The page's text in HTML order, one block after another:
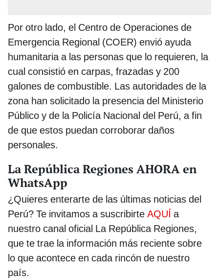
Por otro lado, el Centro de Operaciones de
Emergencia Regional (COER) envió ayuda
humanitaria a las personas que lo requieren, la
cual consistió en carpas, frazadas y 200
galones de combustible. Las autoridades de la
zona han solicitado la presencia del Ministerio
Público y de la Policía Nacional del Perú, a fin
de que estos puedan corroborar daños
personales.
La República Regiones AHORA en
WhatsApp
¿Quieres enterarte de las últimas noticias del
Perú? Te invitamos a suscribirte AQUÍ a
nuestro canal oficial La República Regiones,
que te trae la información más reciente sobre
lo que acontece en cada rincón de nuestro
país.